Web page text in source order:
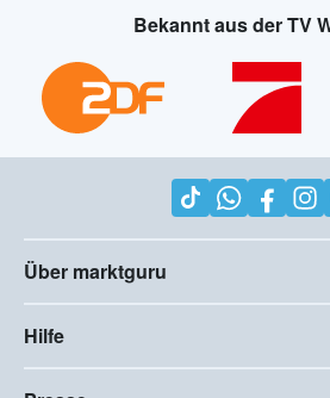
Bekannt aus der TV
Über marktguru
Hilfe